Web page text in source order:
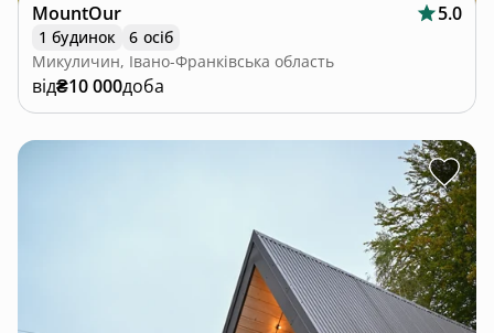
MountOur 5.0
1 будинок
6 осіб
Микуличин, Івано-Франківська область
від₴10 000доба